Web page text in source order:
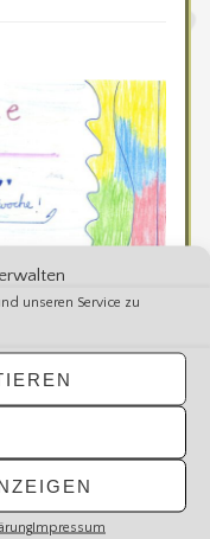
unseren Service zu
Impressum